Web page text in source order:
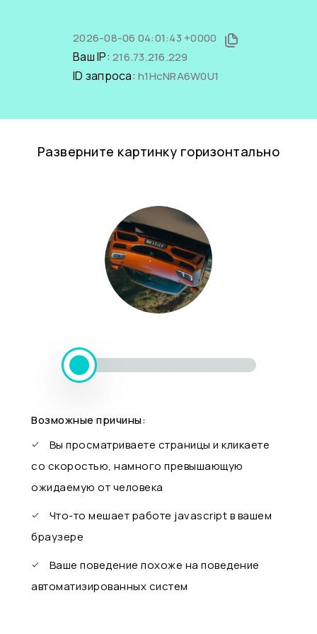
2026-08-06 04:01:43 +0000
Ваш IP: 216.73.216.229
ID запроса: h1HcNRA6W0U1
Разверните картинку горизонтально
Возможные причины:
Вы просматриваете страницы и кликаете
со скоростью, намного превышающую
ожидаемую от человека
Что-то мешает работе javascript в вашем
браузере
Ваше поведение похоже на поведение
автоматизированных систем